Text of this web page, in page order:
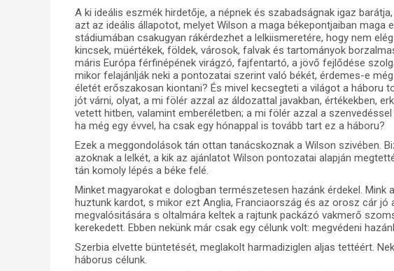
A ki ideális eszmék hirdetője, a népnek és szabadságnak igaz
azt az ideális állapotot, melyet Wilson a maga békepontjaiban maga
stádiumában csakugyan rákérdezhet a lelkiismeretére, hogy nem
kincsek, müértékek, földek, városok, falvak és tartományok
máris Európa férfinépének virágzó, fajfentartó, a jövő fejlődése
mikor felajánlják neki a pontozatai szerint való békét, érdemes-e
életét erőszakosan kiontani? És mivel kecsegteti a világot a háboru
jót várni, olyat, a mi fölér azzal az áldozattal javakban, értékekben,
vetett hitben, valamint emberéletben; a mi fölér azzal a
ha még egy évvel, ha csak egy hónappal is tovább tart ez a háboru?
Ezek a meggondolások tán ottan tanácskoznak a Wilson szivében.
azoknak a lelkét, a kik az ajánlatot Wilson pontozatai alapján
tán komoly lépés a béke felé.
Minket magyarokat e dologban természetesen hazánk érdekel. Mink
huztunk kardot, s mikor ezt Anglia, Franciaország és az orosz cár jó
megvalósitására s oltalmára keltek a rajtunk packázó vakmerő
kerekedett. Ebben nekünk már csak egy célunk volt: megvédeni
Szerbia elvette büntetését, meglakolt harmadiziglen aljas tettéért.
háborus célunk.